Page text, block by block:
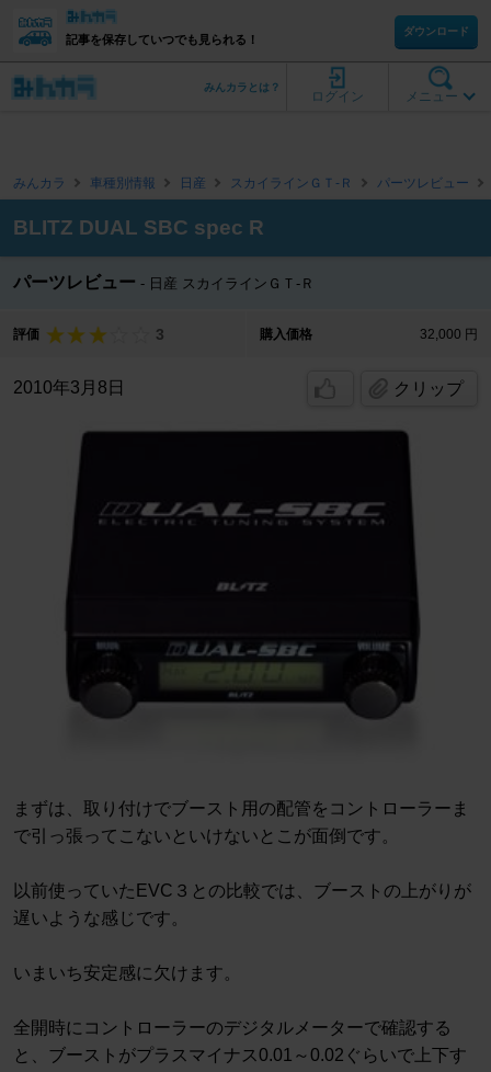
記事を保存していつでも見られる！
ダウンロード
メニュー
ログイン
みんカラとは？
みんカラ 車種別情報 日産 スカイラインＧＴ‐Ｒ パーツレビュー
BLITZ DUAL SBC spec R
パーツレビュー 日産 スカイラインＧＴ‐Ｒ
評価 3 購入価格 32,000 円
2010年3月8日 クリップ
まずは、取り付けでブースト用の配管をコントローラーま
で引っ張ってこないといけないとこが面倒です。
以前使っていたEVC３との比較では、ブーストの上がりが
遅いような感じです。
いまいち安定感に欠けます。
全開時にコントローラーのデジタルメーターで確認する
と、ブーストがプラスマイナス0.01～0.02ぐらいで上下す